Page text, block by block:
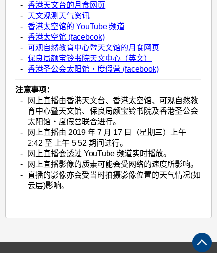
-
香港天文台的月食网页
-
天文观测天气资讯
-
香港太空馆的 YouTube 频道
-
香港太空馆 (facebook)
-
可观自然教育中心暨天文馆的月食网页
-
保良局颜宝铃书院天文中心（英文）
-
香港圣公会太阳馆‧度假营 (facebook)
注意事项：
-
网上直播由香港天文台、香港太空馆、可观自然教
育中心暨天文馆、保良局颜宝铃书院及香港圣公会
太阳馆‧度假营联合进行。
-
网上直播由 2019 年 7 月 17 日（星期三）上午
2:42 至 上午 5:52 期间进行。
-
网上直播会透过 YouTube 频道实时播放。
-
网上直播影像的质素可能会受网络的速度所影响。
-
直播的影像亦会受当时拍摄影像位置的天气情况(如
云层)影响。